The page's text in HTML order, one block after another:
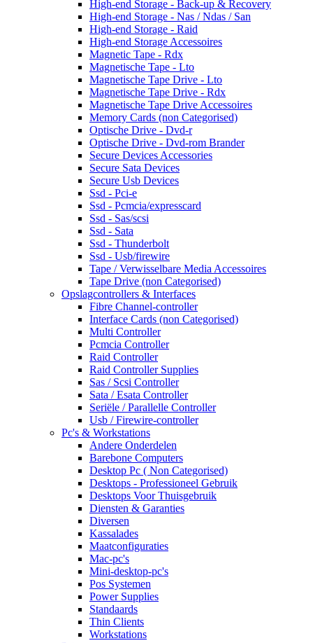
High-end Storage - Back-up & Recovery
High-end Storage - Nas / Ndas / San
High-end Storage - Raid
High-end Storage Accessoires
Magnetic Tape - Rdx
Magnetische Tape - Lto
Magnetische Tape Drive - Lto
Magnetische Tape Drive - Rdx
Magnetische Tape Drive Accessoires
Memory Cards (non Categorised)
Optische Drive - Dvd-r
Optische Drive - Dvd-rom Brander
Secure Devices Accessories
Secure Sata Devices
Secure Usb Devices
Ssd - Pci-e
Ssd - Pcmcia/expresscard
Ssd - Sas/scsi
Ssd - Sata
Ssd - Thunderbolt
Ssd - Usb/firewire
Tape / Verwisselbare Media Accessoires
Tape Drive (non Categorised)
Opslagcontrollers & Interfaces
Fibre Channel-controller
Interface Cards (non Categorised)
Multi Controller
Pcmcia Controller
Raid Controller
Raid Controller Supplies
Sas / Scsi Controller
Sata / Esata Controller
Seriële / Parallelle Controller
Usb / Firewire-controller
Pc's & Workstations
Andere Onderdelen
Barebone Computers
Desktop Pc ( Non Categorised)
Desktops - Professioneel Gebruik
Desktops Voor Thuisgebruik
Diensten & Garanties
Diversen
Kassalades
Maatconfiguraties
Mac-pc's
Mini-desktop-pc's
Pos Systemen
Power Supplies
Standaards
Thin Clients
Workstations